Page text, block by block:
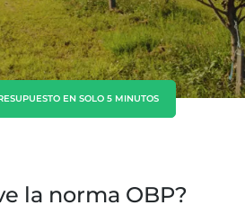
EN SOLO 5 MINUTOS
la norma OBP?